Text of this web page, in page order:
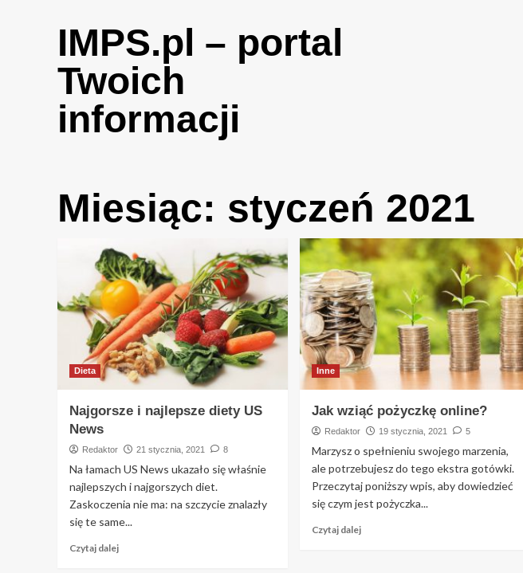
IMPS.pl – portal
Twoich
informacji
Miesiąc: styczeń 2021
Dieta
Najgorsze i najlepsze diety US
News
Redaktor 21 stycznia, 2021 8
Na łamach US News ukazało się właśnie
najlepszych i najgorszych diet.
Zaskoczenia nie ma: na szczycie znalazły
się te same...
Czytaj dalej
Inne
Jak wziąć pożyczkę online?
Redaktor 19 stycznia, 2021 5
Marzysz o spełnieniu swojego marzenia,
ale potrzebujesz do tego ekstra gotówki.
Przeczytaj poniższy wpis, aby dowiedzieć
się czym jest pożyczka...
Czytaj dalej